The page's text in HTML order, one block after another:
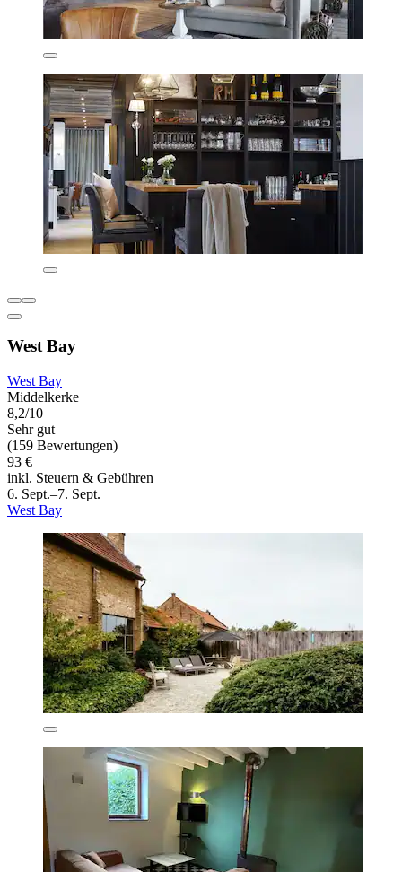
West Bay
West Bay
Middelkerke
8,2/10
Sehr gut
(159 Bewertungen)
93 €
inkl. Steuern & Gebühren
6. Sept.–7. Sept.
West Bay